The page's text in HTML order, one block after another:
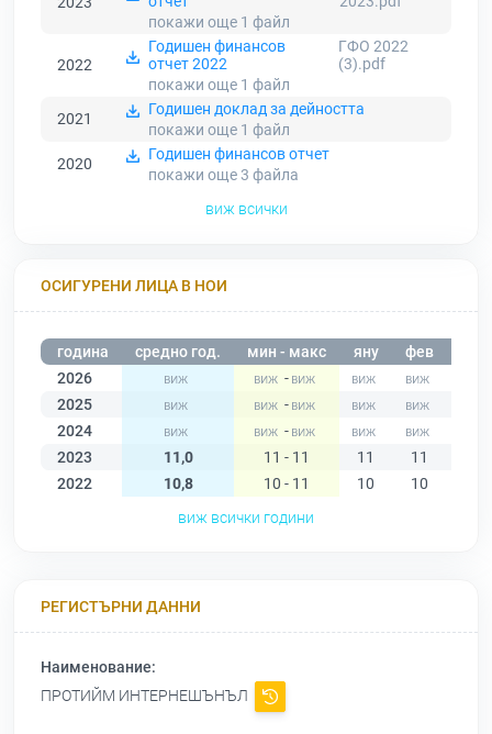
покажи още 1 файл
2022
Годишен финансов
отчет 2022
ГФО 2022
(3).pdf
покажи още 1 файл
2021
Годишен доклад за дейността
покажи още 1 файл
2020
Годишен финансов отчет
покажи още 3 файла
виж всички
ОСИГУРЕНИ ЛИЦА В НОИ
година средно год. мин - макс яну фев
2026
-
2025
-
2024
-
2023
11,0 11 - 11 11 11
2022
10,8 10 - 11 10 10
виж всички години
РЕГИСТЪРНИ ДАННИ
Наименование:
ПРОТИЙМ ИНТЕРНЕШЪНЪЛ